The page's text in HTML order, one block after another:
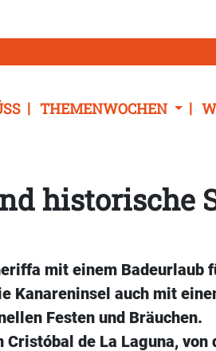
THEMENWOCHEN
historische
mit einem Badeurlaub
Kanareninsel auch mit
Festen und Bräuchen.
de La Laguna, von